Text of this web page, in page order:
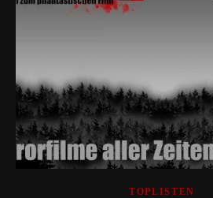
TOPLISTEN